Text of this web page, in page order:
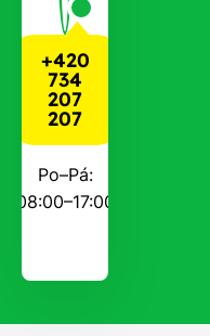
+420
734
207
207
Po–Pá:
08:00–17:00